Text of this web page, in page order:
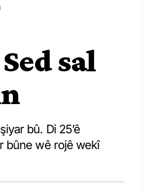
sal
bû. Di 25’ê
bûne wê rojê wekî